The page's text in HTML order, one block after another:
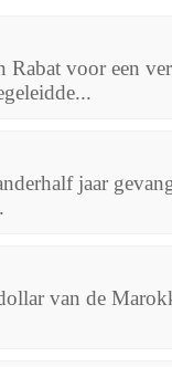
voor een
jaar
van de